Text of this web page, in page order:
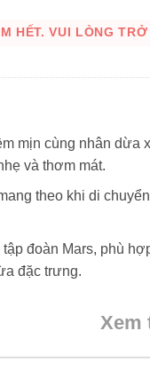
HẾT. VUI LÒNG
mịn cùng nhân dừa
và thơm mát.
theo khi di
đoàn Mars, phù
đặc trưng.
Xem